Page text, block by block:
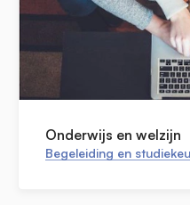
Onderwijs en welzijn
Begeleiding en